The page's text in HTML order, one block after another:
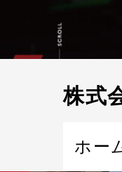
株式
ホー